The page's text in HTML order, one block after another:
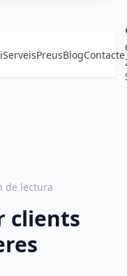
ServeisPreusBlogContacte
de lectura
clients